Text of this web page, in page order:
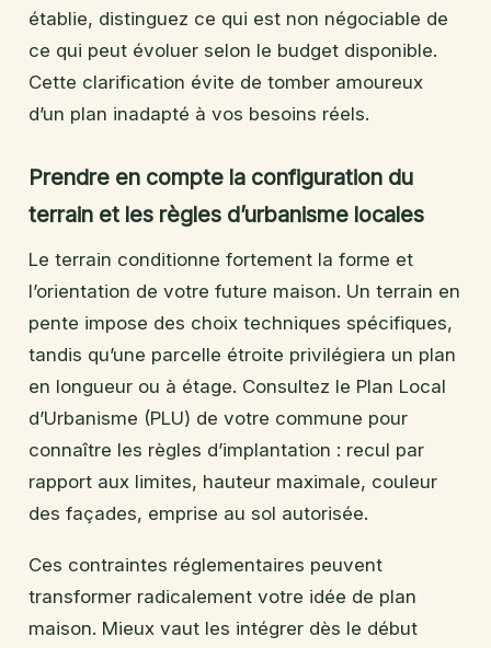
établie, distinguez ce qui est non négociable de
ce qui peut évoluer selon le budget disponible.
Cette clarification évite de tomber amoureux
d’un plan inadapté à vos besoins réels.
Prendre en compte la configuration du
terrain et les règles d’urbanisme locales
Le terrain conditionne fortement la forme et
l’orientation de votre future maison. Un terrain en
pente impose des choix techniques spécifiques,
tandis qu’une parcelle étroite privilégiera un plan
en longueur ou à étage. Consultez le Plan Local
d’Urbanisme (PLU) de votre commune pour
connaître les règles d’implantation : recul par
rapport aux limites, hauteur maximale, couleur
des façades, emprise au sol autorisée.
Ces contraintes réglementaires peuvent
transformer radicalement votre idée de plan
maison. Mieux vaut les intégrer dès le début